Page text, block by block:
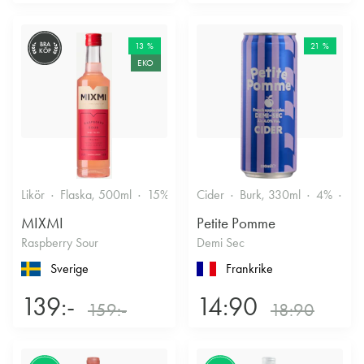
BRA
KÖP
13 %
EKO
Likör Flaska, 500ml 15% Annan likör
MIXMI
Raspberry Sour
Sverige
139:- 159:-
21 %
Cider Burk, 330ml 4%
Petite Pomme
Demi Sec
Frankrike
14:90 18:90